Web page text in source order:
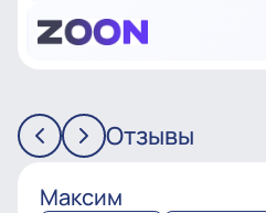
Отзывы
Максим